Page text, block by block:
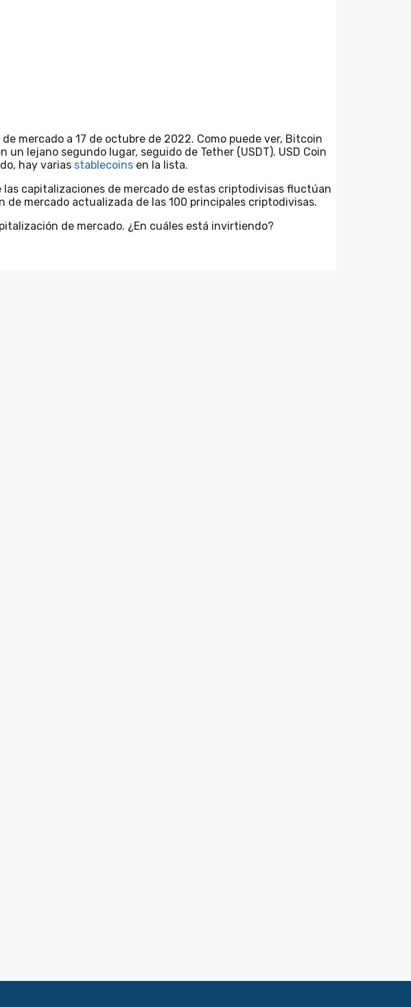
mercado a 17 de octubre de 2022. Como puede ver, Bitcoin
lejano segundo lugar, seguido de Tether (USDT). USD Coin
hay varias stablecoins en la lista.
capitalizaciones de mercado de estas criptodivisas fluctúan
de mercado actualizada de las 100 principales criptodivisas.
de mercado. ¿En cuáles está invirtiendo?